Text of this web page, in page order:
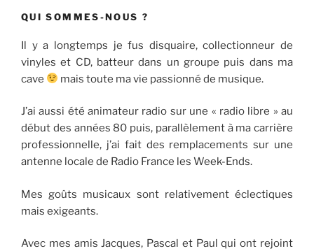
QUI SOMMES-NOUS ?
Il y a longtemps je fus disquaire, collectionneur de
vinyles et CD, batteur dans un groupe puis dans ma
cave
mais toute ma vie passionné de musique.
J’ai aussi été animateur radio sur une « radio libre » au
début des années 80 puis, parallèlement à ma carrière
professionnelle, j’ai fait des remplacements sur une
antenne locale de Radio France les Week-Ends.
Mes goûts musicaux sont relativement éclectiques
mais exigeants.
Avec mes amis Jacques, Pascal et Paul qui ont rejoint